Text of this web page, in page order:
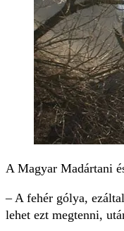
A Magyar Madártani
– A fehér gólya,
lehet ezt megtenni,